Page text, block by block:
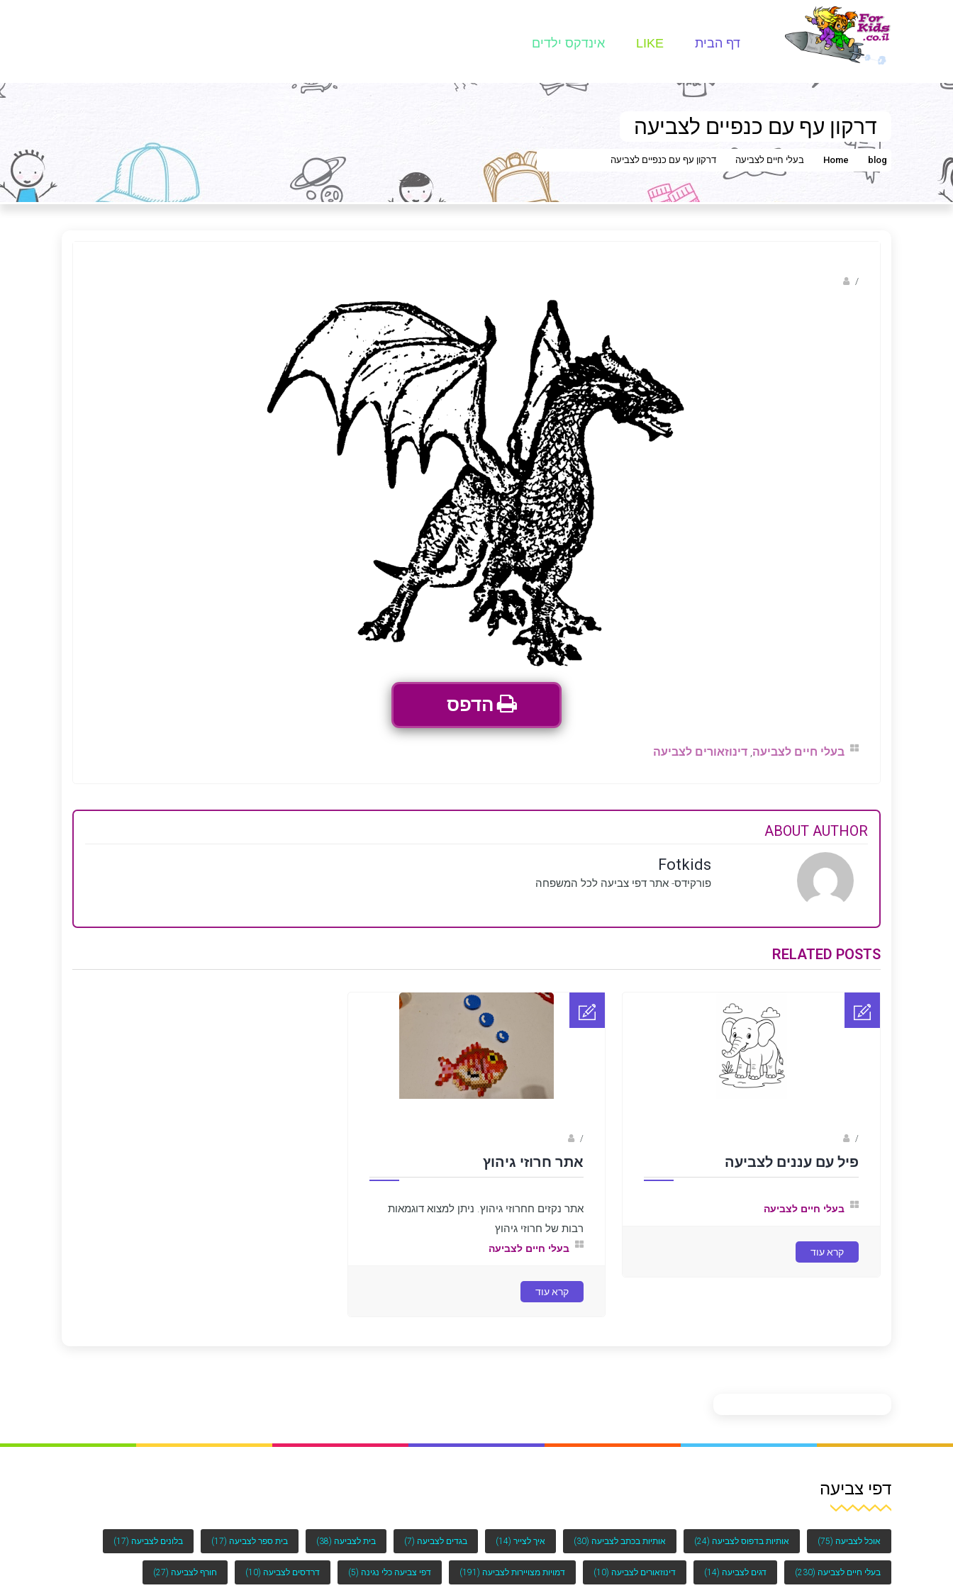
דף הבית LIKE אינדקס ילדים
דרקון עף עם כנפיים לצביעה
Home blog בעלי חיים לצביעה דרקון עף עם כנפיים לצביעה
/
הדפס
בעלי חיים לצביעה, דינוזאורים לצביעה
ABOUT AUTHOR
Fotkids
פורקידס- אתר דפי צביעה לכל המשפחה
RELATED POSTS
/
פיל עם עננים לצביעה
בעלי חיים לצביעה
קרא עוד
/
אתר חרוזי גיהוץ
אתר נקזים חחרוזי גיהוץ. ניתן למצוא דוגמאות
רבות של חרוזי גיהוץ
בעלי חיים לצביעה
קרא עוד
דפי צביעה
אוכל לצביעה (75) אותיות בדפוס לצביעה (24) אותיות בכתב לצביעה (30) איך לצייר (14) בגדים לצביעה (7) בית לצביעה (38) בית ספר לצביעה (17) בלונים לצביעה (17)
בעלי חיים לצביעה (230) דגים לצביעה (14) דינוזאורים לצביעה (10) דמויות מצויירות לצביעה (191) דפי צביעה כלי נגינה (5) דרדסים לצביעה (10) חורף לצביעה (27)